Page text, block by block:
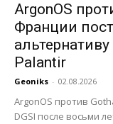
ArgonOS
Франции
Palantir
Geoniks - 02.08.2026
ArgonOS против
DGSI после восьми